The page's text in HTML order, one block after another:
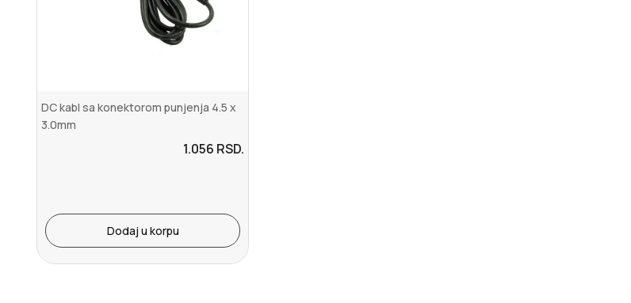
DC kabl sa konektorom punjenja 4.5 x
3.0mm
1.056 RSD.
Dodaj u korpu